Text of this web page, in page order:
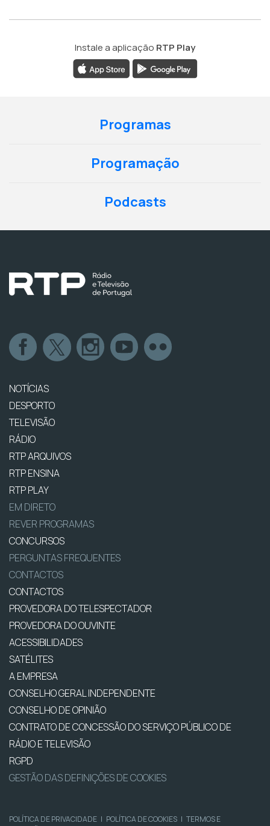
Instale a aplicação RTP Play
Programas
Programação
Podcasts
NOTÍCIAS
DESPORTO
TELEVISÃO
RÁDIO
RTP ARQUIVOS
RTP ENSINA
RTP PLAY
EM DIRETO
REVER PROGRAMAS
CONCURSOS
PERGUNTAS FREQUENTES
CONTACTOS
CONTACTOS
PROVEDORA DO TELESPECTADOR
PROVEDORA DO OUVINTE
ACESSIBILIDADES
SATÉLITES
A EMPRESA
CONSELHO GERAL INDEPENDENTE
CONSELHO DE OPINIÃO
CONTRATO DE CONCESSÃO DO SERVIÇO PÚBLICO DE
RÁDIO E TELEVISÃO
RGPD
GESTÃO DAS DEFINIÇÕES DE COOKIES
POLÍTICA DE PRIVACIDADE | POLÍTICA DE COOKIES | TERMOS E